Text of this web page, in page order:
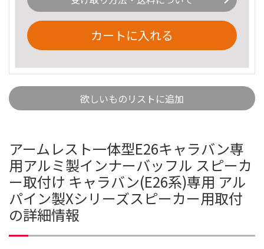
カートに入れる
欲しいものリストに追加
アームレスト一体型E26キャラバン専
用アルミ製インナーバッフル スピーカ
ー取付け キャラバン(E26系)専用 アル
パイン製Xシリーズスピーカー用取付
の詳細情報